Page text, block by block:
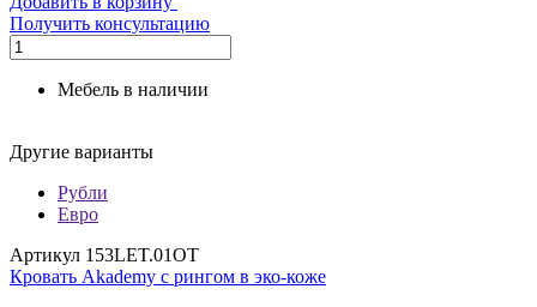
Получить консультацию
Мебель в наличии
Другие варианты
Рубли
Евро
Артикул 153LET.01OT
Кровать Akademy c рингом в эко-коже